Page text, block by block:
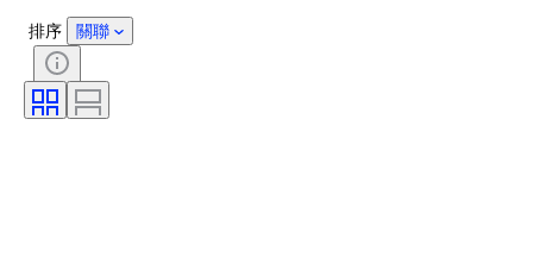
服裝尺碼
圖案
包括配件
排序 關聯